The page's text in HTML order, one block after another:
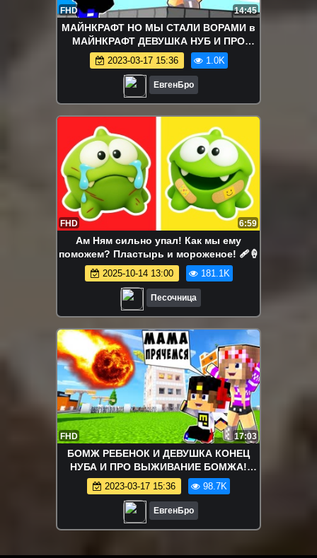
FHD 14:45
МАЙНКРАФТ НО МЫ СТАЛИ ВОРАМИ в
МАЙНКРАФТ ДЕВУШКА НУБ И ПРО
ВИДЕО ТРОЛЛИНГ MINECRAFT
2023-03-17 15:36 1.0K
ЕвгенБро
FHD 6:59
Ам Ням сильно упал! Как мы ему
поможем? Пластырь и мороженое! 🩹🍦
2025-10-14 13:00 181.1K
Песочница
FHD 17:03
БОМЖ РЕБЕНОК И ДЕВУШКА КОНЕЦ
НУБА И ПРО ВЫЖИВАНИЕ БОМЖА!
МАЙНКРАФТ В РЕАЛЬНОЙ ЖИЗНИ
ВИДЕО ТРОЛЛИНГ
2023-03-17 15:36 98.7K
ЕвгенБро